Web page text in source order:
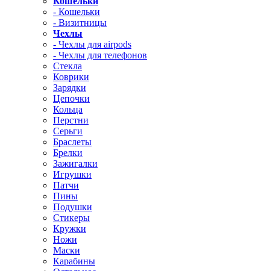
- Кошельки
- Визитницы
Чехлы
- Чехлы для airpods
- Чехлы для телефонов
Стекла
Коврики
Зарядки
Цепочки
Кольца
Перстни
Серьги
Браслеты
Брелки
Зажигалки
Игрушки
Патчи
Пины
Подушки
Стикеры
Кружки
Ножи
Маски
Карабины